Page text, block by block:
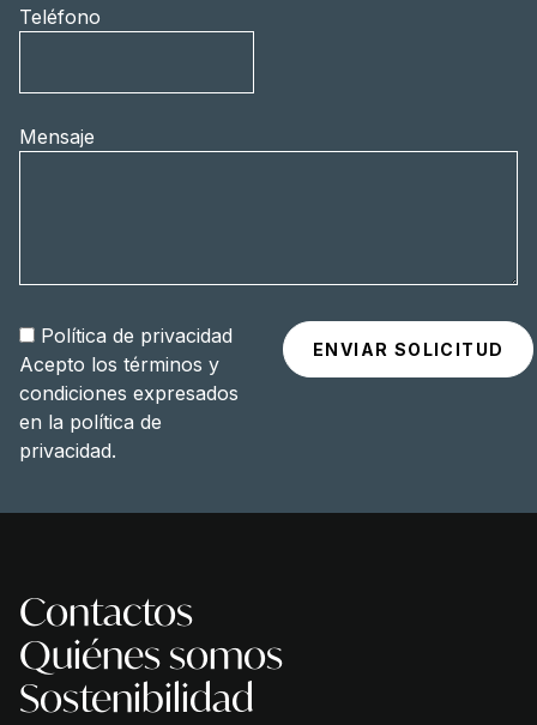
Teléfono
Mensaje
Política de privacidad
Acepto los términos y
condiciones expresados
en la política de
privacidad.
Contactos
Quiénes somos
Sostenibilidad